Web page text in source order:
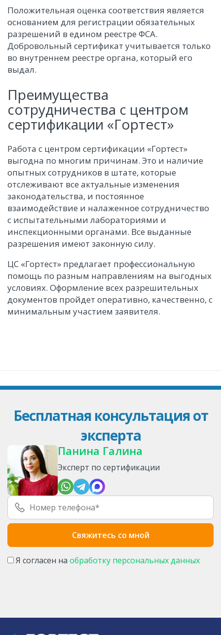
Положительная оценка соответствия является
основанием для регистрации обязательных
разрешений в едином реестре ФСА.
Добровольный сертификат учитывается только
во внутреннем реестре органа, который его
выдал.
Преимущества
сотрудничества с центром
сертификации «Гортест»
Работа с центром сертификации «Гортест»
выгодна по многим причинам. Это и наличие
опытных сотрудников в штате, которые
отслеживают все актуальные изменения
законодательства, и постоянное
взаимодействие и налаженное сотрудничество
с испытательными лабораториями и
инспекционными органами. Все выданные
разрешения имеют законную силу.
ЦС «Гортест» предлагает профессиональную
помощь по разным направлениям на выгодных
условиях. Оформление всех разрешительных
документов пройдет оперативно, качественно, с
минимальным участием заявителя.
Бесплатная консультация от
эксперта
Панина Галина
Эксперт по сертификации
Я согласен на обработку персональных данных